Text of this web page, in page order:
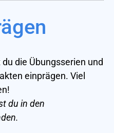
die Übungsserien und
einprägen. Viel
du in den